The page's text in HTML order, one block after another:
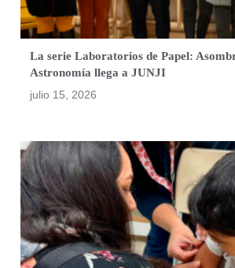
La serie Laboratorios de Papel:
Astronomía llega a JUNJI
julio 15, 2026